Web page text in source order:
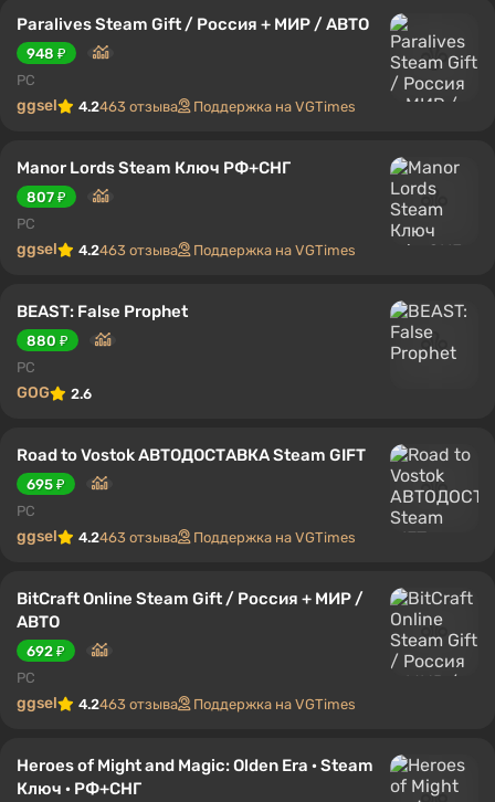
Paralives Steam Gift / Россия + МИР / АВТО
948 ₽
PC
ggsel 4.2463 отзыва Поддержка на VGTimes
Manor Lords Steam Ключ РФ+СНГ
807 ₽
PC
ggsel 4.2463 отзыва Поддержка на VGTimes
BEAST: False Prophet
880 ₽
PC
GOG 2.6
Road to Vostok АВТОДОСТАВКА Steam GIFT
695 ₽
PC
ggsel 4.2463 отзыва Поддержка на VGTimes
BitCraft Online Steam Gift / Россия + МИР /
АВТО
692 ₽
PC
ggsel 4.2463 отзыва Поддержка на VGTimes
Heroes of Might and Magic: Olden Era · Steam
Ключ · РФ+СНГ